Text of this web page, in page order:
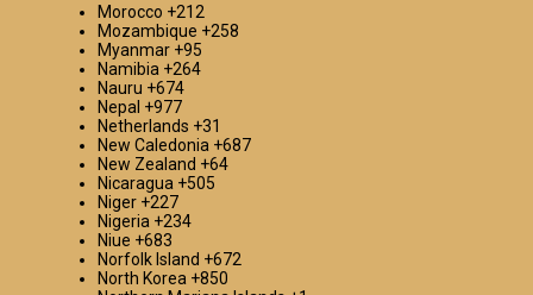
Morocco +212
Mozambique +258
Myanmar +95
Namibia +264
Nauru +674
Nepal +977
Netherlands +31
New Caledonia +687
New Zealand +64
Nicaragua +505
Niger +227
Nigeria +234
Niue +683
Norfolk Island +672
North Korea +850